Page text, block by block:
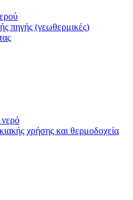
πηγής (γεωθερμικές)
χρήσης και θερμοδοχεία